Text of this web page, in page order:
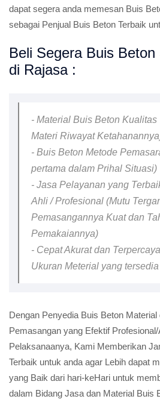
dapat segera anda memesan Buis
sebagai Penjual Buis Beton Terbaik
Beli Segera Buis
di Rajasa :
- Material Buis Beton
Materi Riwayat
- Buis Beton Metode
pertama dalam Prihal Situasi)
- Jasa Pelayanan yang
Ahli / Profesional (Mutu
Pemasangannya Kuat dan
Pemakaiannya)
- Cepat Akurat dan
Ukuran Meterial yang
Dengan Penyedia Buis Beton
Pemasangan yang Efektif
Pelaksanaanya, Kami Memberikan
Terbaik untuk anda agar Lebih dapat
yang Baik dari hari-keHari untuk
dalam Bidang Jasa dan Material Buis